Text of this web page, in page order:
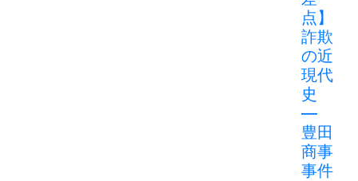
点】
詐欺
の近
現代
史
―
豊田
商事
事件